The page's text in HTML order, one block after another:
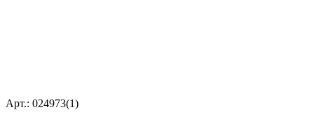
Арт.: 024973(1)